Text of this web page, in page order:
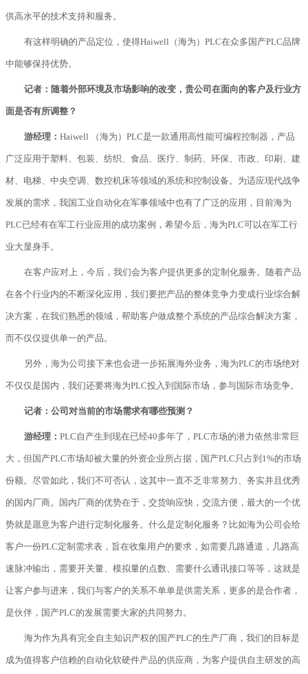
供高水平的技术支持和服务。
有这样明确的产品定位，使得Haiwell（海为）PLC在众多国产PLC品牌
中能够保持优势。
记者：随着外部环境及市场影响的改变，贵公司在面向的客户及行业方
面是否有所调整？
游经理： Haiwell （海为）PLC是一款通用高性能可编程控制器，产品
广泛应用于塑料、包装、纺织、食品、医疗、制药、环保、市政、印刷、建
材、电梯、中央空调、数控机床等领域的系统和控制设备。为适应现代战争
发展的需求，我国工业自动化在军事领域中也有了广泛的应用，目前海为
PLC已经有在军工行业应用的成功案例，希望今后，海为PLC可以在军工行
业大显身手。
在客户应对上，今后，我们会为客户提供更多的定制化服务。随着产品
在各个行业内的不断深化应用，我们要把产品的整体竞争力变成行业综合解
决方案，在我们熟悉的领域，帮助客户做成整个系统的产品综合解决方案，
而不仅仅提供单一的产品。
另外，海为公司接下来也会进一步拓展海外业务，海为PLC的市场绝对
不仅仅是国内，我们还要将海为PLC投入到国际市场，参与国际市场竞争。
记者：公司对当前的市场需求有哪些预测？
游经理： PLC自产生到现在已经40多年了，PLC市场的潜力依然非常巨
大，但国产PLC市场却被大量的外资企业所占据，国产PLC只占到1%的市场
份额。尽管如此，我们不可否认，这其中一直不乏非常努力、务实并且优秀
的国内厂商。国内厂商的优势在于，交货响应快，交流方便，最大的一个优
势就是愿意为客户进行定制化服务。什么是定制化服务？比如海为公司会给
客户一份PLC定制需求表，旨在收集用户的要求，如需要几路通道，几路高
速脉冲输出，需要开关量、模拟量的点数、需要什么通讯接口等等，这就是
让客户参与进来，我们与客户的关系不单单是供需关系，更多的是合作者，
是伙伴，国产PLC的发展需要大家的共同努力。
海为作为具有完全自主知识产权的国产PLC的生产厂商，我们的目标是
成为值得客户信赖的自动化软硬件产品的供应商，为客户提供自主研发的高